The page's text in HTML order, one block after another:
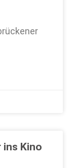
ins Kino